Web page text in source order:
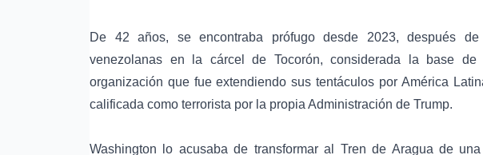
De 42 años, se encontraba prófugo desde 2023, después
venezolanas en la cárcel de Tocorón, considerada la base de
organización que fue extendiendo sus tentáculos por América
calificada como terrorista por la propia Administración de Trump.
Washington lo acusaba de transformar al Tren de Aragua de